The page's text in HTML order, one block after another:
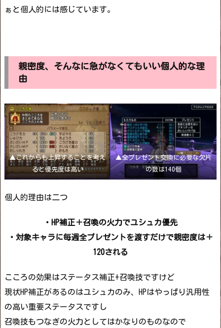
ぁと個人的には感じています。
親密度、そんなに急がなくてもいい個人的な理
由
▲これからも上昇することを考え
ると優先度は高い
▲全プレゼント交換に必要な欠片
の数は140個
個人的理由は二つ
・HP補正＋召喚の火力でユシュカ優先
・対象キャラに毎週全プレゼントを渡すだけで親密度は＋
120される
こころの効果はステータス補正+召喚技ですけど
現状HP補正があるのはユシュカのみ、HPはやっぱり汎用性
の高い重要ステータスですし
召喚技もつなぎの火力としてはかなりのものなので